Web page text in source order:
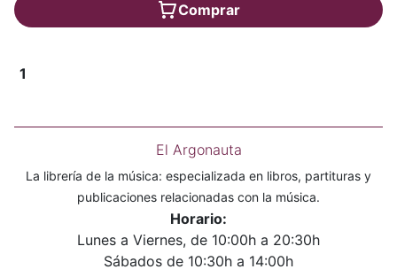
Comprar
1
El Argonauta
La librería de la música: especializada en libros, partituras y
publicaciones relacionadas con la música.
Horario:
Lunes a Viernes, de 10:00h a 20:30h
Sábados de 10:30h a 14:00h